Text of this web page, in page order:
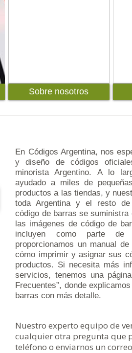
Sobre nosotros
En Códigos Argentina, nos
y diseño de códigos
minorista Argentino. A lo
ayudado a miles de
productos a las tiendas, y
toda Argentina y el resto
código de barras se
las imágenes de código de
incluyen como parte de
proporcionamos un manual
cómo imprimir y asignar sus
productos. Si necesita más
servicios, tenemos una
Frecuentes”, donde
barras con más detalle.
Nuestro experto equipo de
cualquier otra pregunta que
teléfono o enviarnos un